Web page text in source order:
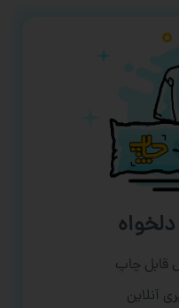
آنلاین